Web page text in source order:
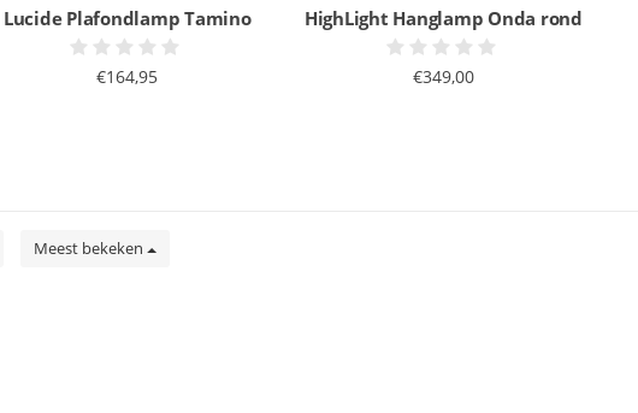
Lucide Plafondlamp Tamino
€164,95
HighLight Hanglamp Onda rond
€349,00
Meest bekeken